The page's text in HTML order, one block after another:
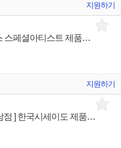
지원하기
[ 나스 뷰티 ] [ 롯데건대스타시티점 ] 나스 스페셜아티스트 제품디스플레이 매장판매사원
지원하기
[시세이도그룹] [ 현대천호점/ 신세계강남점 ] 한국시세이도 제품디스플레이 매장판매사원